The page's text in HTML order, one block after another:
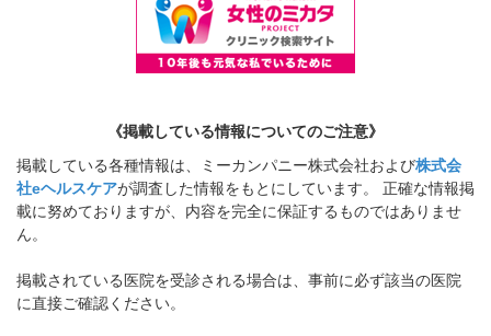
《掲載している情報についてのご注意》
掲載している各種情報は、ミーカンパニー株式会社および株式会
社eヘルスケアが調査した情報をもとにしています。 正確な情報掲
載に努めておりますが、内容を完全に保証するものではありませ
ん。
掲載されている医院を受診される場合は、事前に必ず該当の医院
に直接ご確認ください。